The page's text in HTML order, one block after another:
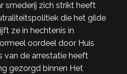
smederij zich strikt heeft
die het gilde
ze in hechtenis in
oordeel door Huis
van de arrestatie heeft
gezorgd binnen Het